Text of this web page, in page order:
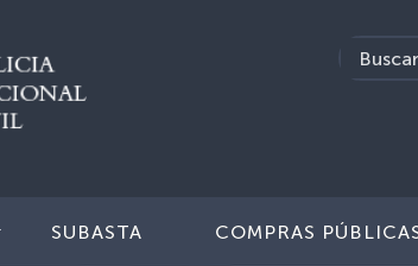
SUBASTA COMPRAS